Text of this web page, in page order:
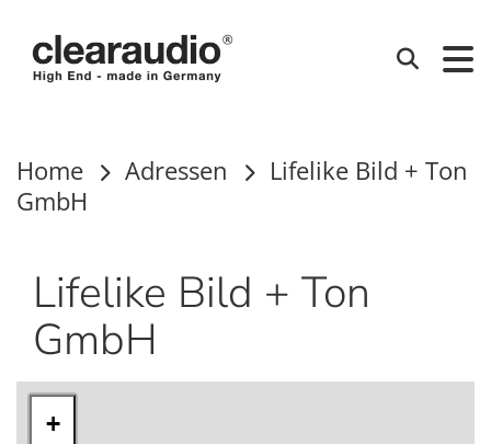
Suchen
Home Adressen
Lifelike Bild + Ton
GmbH
Lifelike Bild + Ton
GmbH
+